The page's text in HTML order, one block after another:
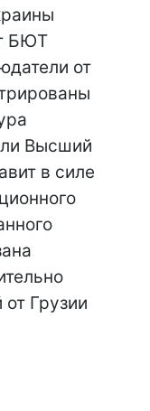
БЮТ
от
Высший
в силе
Грузии